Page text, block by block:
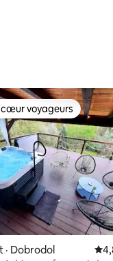
5, 116 commentaires
sur 5, 14
cœur voyageurs
voyageurs
· Dobrodol